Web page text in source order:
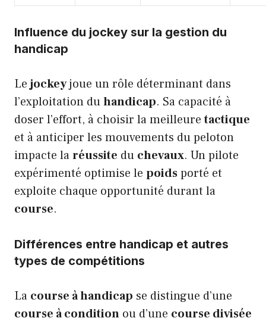
Influence du jockey sur la gestion du
handicap
Lejockeyjoue un rôle déterminant dans
l’exploitation duhandicap. Sa capacité à
doser l’effort, à choisir la meilleuretactique
et à anticiper les mouvements du peloton
impacte laréussite du chevaux. Un pilote
expérimenté optimise le poidsporté et
exploite chaque opportunité durant la
course.
Différences entre handicap et autres
types de compétitions
La course à handicap se distingue d’une
course à condition ou d’une course divisée